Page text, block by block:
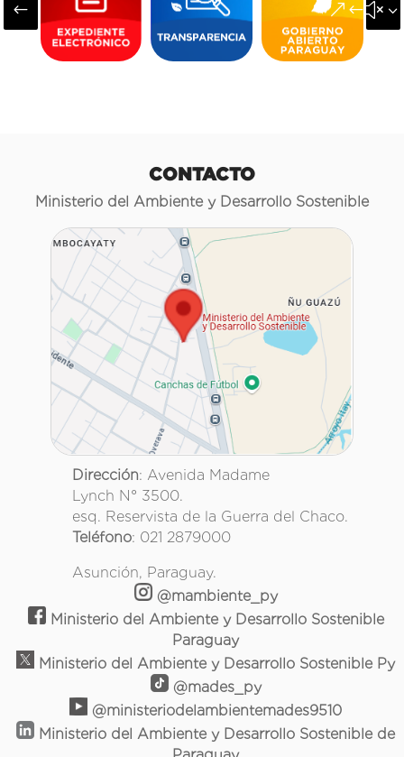
#
CONTACTO
Ministerio del Ambiente y Desarrollo Sostenible
Dirección: Avenida Madame
Lynch N° 3500.
esq. Reservista de la Guerra del Chaco.
Teléfono: 021 2879000
Asunción, Paraguay.
@mambiente_py
Ministerio del Ambiente y Desarrollo Sostenible
Paraguay
Ministerio del Ambiente y Desarrollo Sostenible Py
@mades_py
@ministeriodelambientemades9510
Ministerio del Ambiente y Desarrollo Sostenible de